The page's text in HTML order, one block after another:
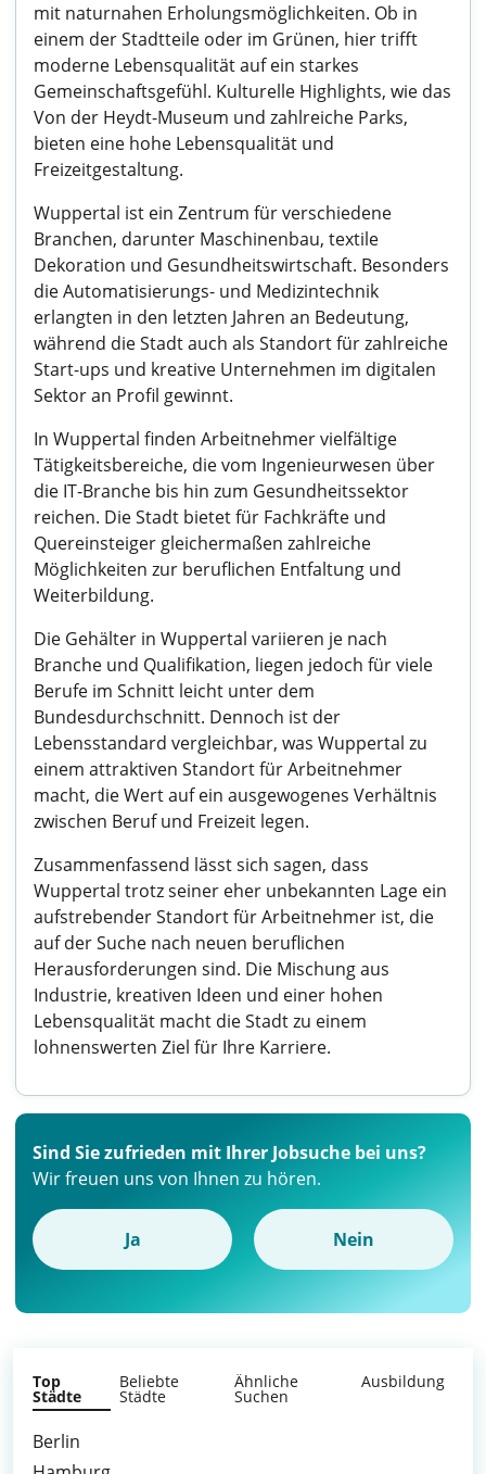
mit naturnahen Erholungsmöglichkeiten. Ob in
einem der Stadtteile oder im Grünen, hier trifft
moderne Lebensqualität auf ein starkes
Gemeinschaftsgefühl. Kulturelle Highlights, wie das
Von der Heydt-Museum und zahlreiche Parks,
bieten eine hohe Lebensqualität und
Freizeitgestaltung.
Wuppertal ist ein Zentrum für verschiedene
Branchen, darunter Maschinenbau, textile
Dekoration und Gesundheitswirtschaft. Besonders
die Automatisierungs- und Medizintechnik
erlangten in den letzten Jahren an Bedeutung,
während die Stadt auch als Standort für zahlreiche
Start-ups und kreative Unternehmen im digitalen
Sektor an Profil gewinnt.
In Wuppertal finden Arbeitnehmer vielfältige
Tätigkeitsbereiche, die vom Ingenieurwesen über
die IT-Branche bis hin zum Gesundheitssektor
reichen. Die Stadt bietet für Fachkräfte und
Quereinsteiger gleichermaßen zahlreiche
Möglichkeiten zur beruflichen Entfaltung und
Weiterbildung.
Die Gehälter in Wuppertal variieren je nach
Branche und Qualifikation, liegen jedoch für viele
Berufe im Schnitt leicht unter dem
Bundesdurchschnitt. Dennoch ist der
Lebensstandard vergleichbar, was Wuppertal zu
einem attraktiven Standort für Arbeitnehmer
macht, die Wert auf ein ausgewogenes Verhältnis
zwischen Beruf und Freizeit legen.
Zusammenfassend lässt sich sagen, dass
Wuppertal trotz seiner eher unbekannten Lage ein
aufstrebender Standort für Arbeitnehmer ist, die
auf der Suche nach neuen beruflichen
Herausforderungen sind. Die Mischung aus
Industrie, kreativen Ideen und einer hohen
Lebensqualität macht die Stadt zu einem
lohnenswerten Ziel für Ihre Karriere.
Sind Sie zufrieden mit Ihrer Jobsuche bei uns?
Wir freuen uns von Ihnen zu hören.
Ja Nein
Top
Städte
Beliebte
Städte
Ähnliche
Suchen
Ausbildung
Berlin